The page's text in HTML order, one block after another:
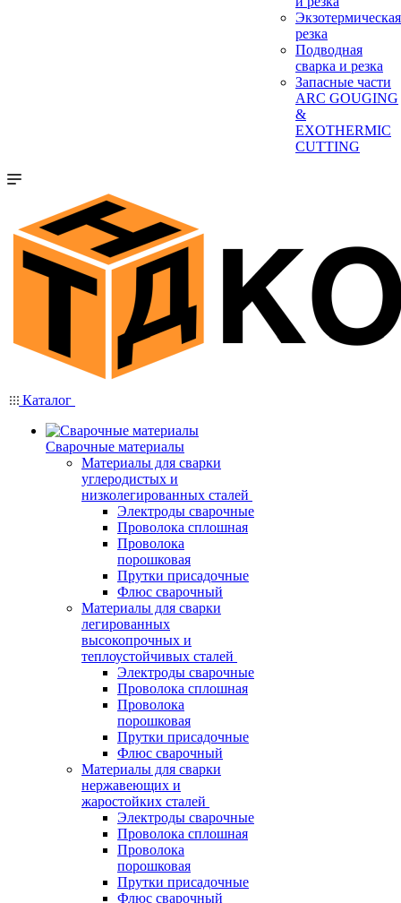
Экзотермическая
резка
Подводная
сварка и резка
Запасные части
ARC GOUGING
&
EXOTHERMIC
CUTTING
Каталог
Сварочные материалы
Материалы для сварки
углеродистых и
низколегированных сталей
Электроды сварочные
Проволока сплошная
Проволока
порошковая
Прутки присадочные
Флюс сварочный
Материалы для сварки
легированных
высокопрочных и
теплоустойчивых сталей
Электроды сварочные
Проволока сплошная
Проволока
порошковая
Прутки присадочные
Флюс сварочный
Материалы для сварки
нержавеющих и
жаростойких сталей
Электроды сварочные
Проволока сплошная
Проволока
порошковая
Прутки присадочные
Флюс сварочный